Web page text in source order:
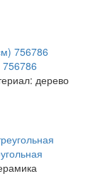
дерево